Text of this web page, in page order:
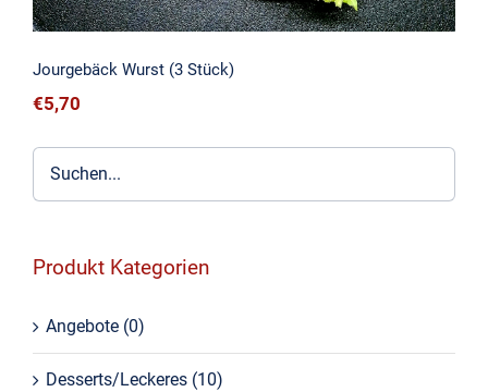
Jourgebäck Wurst (3 Stück)
€5,70
Produkt Kategorien
Angebote (0)
Desserts/Leckeres (10)